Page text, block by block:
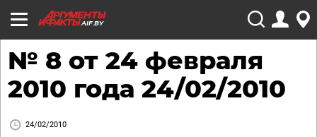
AIF.BY
№ 8 от 24 февраля
2010 года 24/02/2010
24/02/2010